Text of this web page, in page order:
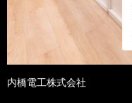
内橋電工株式会社